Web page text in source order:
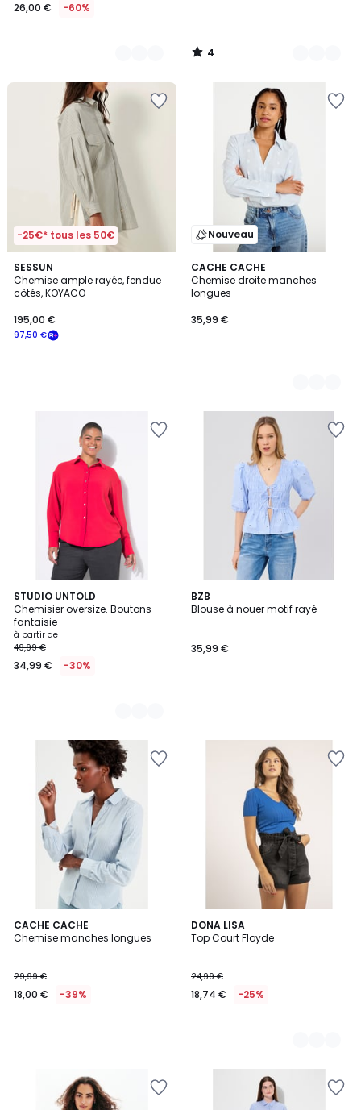
26,00 € -60%
4
/
-25€* tous les 50€
SESSUN
Chemise ample rayée, fendue
côtés, KOYACO
97,50 €
195,00 €
Nouveau
CACHE CACHE
Chemise droite manches
longues
35,99 €
3
Couleurs
STUDIO UNTOLD
Chemisier oversize. Boutons
fantaisie
à partir de
49,99 €
34,99 € -30%
5
Couleurs
BZB
Blouse à nouer motif rayé
35,99 €
CACHE CACHE
Chemise manches longues
29,99 €
18,00 € -39%
DONA LISA
Top Court Floyde
24,99 €
18,74 € -25%
7
Couleurs